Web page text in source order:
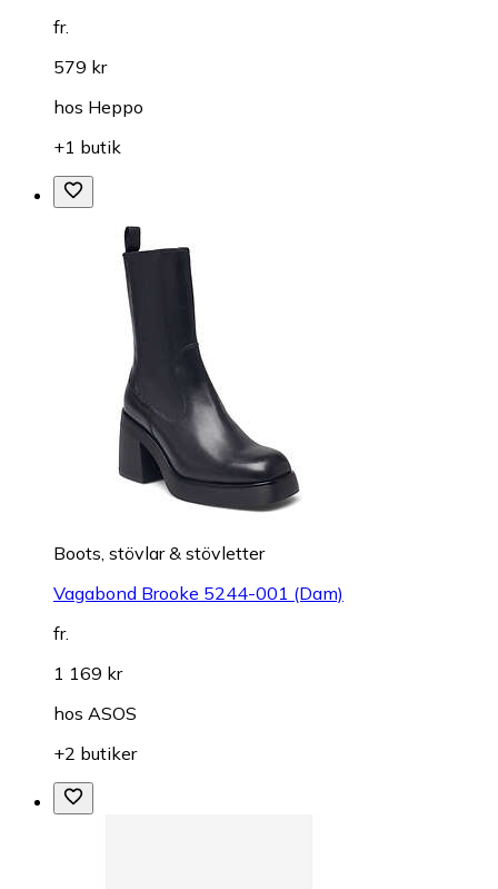
fr.
579 kr
hos Heppo
+1 butik
Boots, stövlar & stövletter
Vagabond Brooke 5244-001 (Dam)
fr.
1 169 kr
hos ASOS
+2 butiker